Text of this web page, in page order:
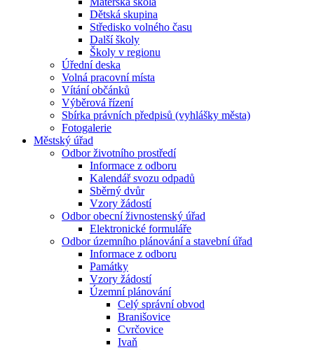
Dětská skupina
Středisko volného času
Další školy
Školy v regionu
Úřední deska
Volná pracovní místa
Vítání občánků
Výběrová řízení
Sbírka právních předpisů (vyhlášky města)
Fotogalerie
Městský úřad
Odbor životního prostředí
Informace z odboru
Kalendář svozu odpadů
Sběrný dvůr
Vzory žádostí
Odbor obecní živnostenský úřad
Elektronické formuláře
Odbor územního plánování a stavební úřad
Informace z odboru
Památky
Vzory žádostí
Územní plánování
Celý správní obvod
Branišovice
Cvrčovice
Ivaň